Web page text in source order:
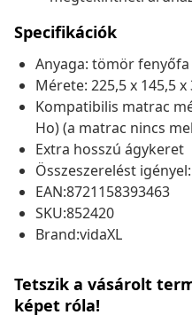
Specifikációk
Anyaga: tömör
Mérete: 225,5 x 145,5
Kompatibilis matrac
Ho) (a matrac nincs
Extra hosszú ágykeret
Összeszerelést
EAN:8721158393463
SKU:852420
Brand:vidaXL
Tetszik a vásárolt
képet róla!